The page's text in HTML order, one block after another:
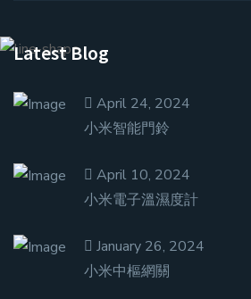
Latest Blog
April 24, 2024
小米智能門鈴
April 10, 2024
小米電子溫濕度計
January 26, 2024
小米中樞網關